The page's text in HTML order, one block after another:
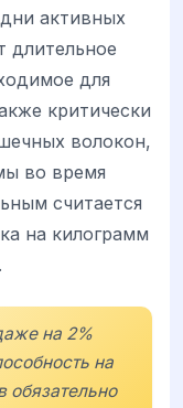
активных
длительное
для
критически
волокон,
во время
считается
на килограмм
на 2%
на
обязательно